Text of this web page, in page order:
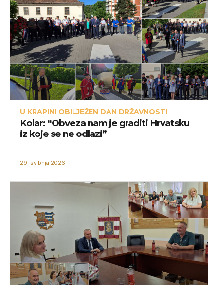
U KRAPINI OBILJEŽEN DAN DRŽAVNOSTI
Kolar: “Obveza nam je graditi Hrvatsku
iz koje se ne odlazi”
29. svibnja 2026.